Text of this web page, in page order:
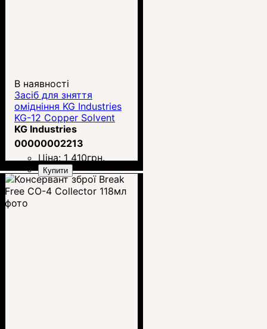
В наявності
Засіб для зняття
омідніння KG Industries
KG-12 Copper Solvent
KG Industries
00000002213
Ціна: 1 410грн.
Купити